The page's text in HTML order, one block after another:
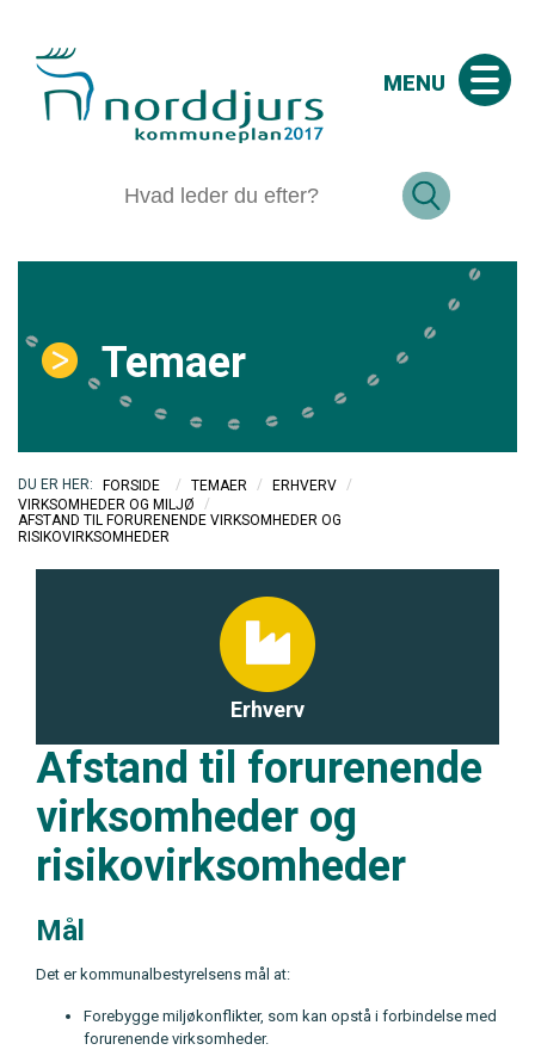
MENU
Temaer
FORSIDE / TEMAER / ERHVERV
/
VIRKSOMHEDER OG MILJØ
/
AFSTAND TIL FORURENENDE VIRKSOMHEDER OG
RISIKOVIRKSOMHEDER
Erhverv
Afstand til forurenende
virksomheder og
risikovirksomheder
Mål
Det er kommunalbestyrelsens mål at:
Forebygge miljøkonflikter, som kan opstå i forbindelse med
forurenende virksomheder.